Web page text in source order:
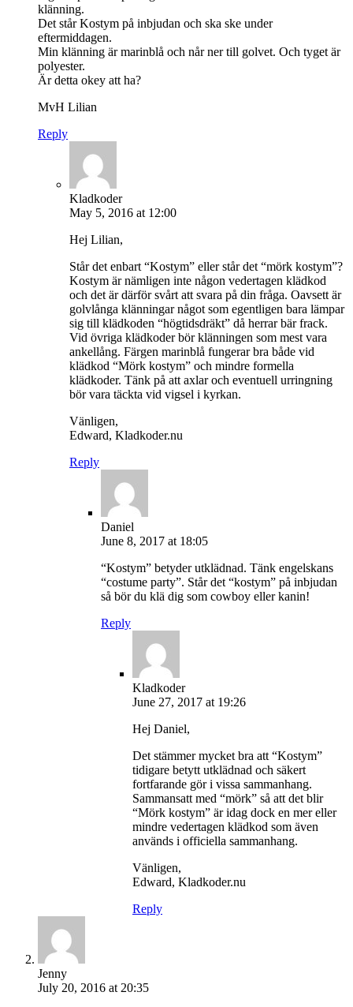
klänning.
Det står Kostym på inbjudan och ska ske under
eftermiddagen.
Min klänning är marinblå och når ner till golvet. Och tyget är
polyester.
Är detta okey att ha?
MvH Lilian
Reply
Kladkoder
May 5, 2016 at 12:00
Hej Lilian,
Står det enbart “Kostym” eller står det “mörk kostym”?
Kostym är nämligen inte någon vedertagen klädkod
och det är därför svårt att svara på din fråga. Oavsett är
golvlånga klänningar något som egentligen bara lämpar
sig till klädkoden “högtidsdräkt” då herrar bär frack.
Vid övriga klädkoder bör klänningen som mest vara
ankellång. Färgen marinblå fungerar bra både vid
klädkod “Mörk kostym” och mindre formella
klädkoder. Tänk på att axlar och eventuell urringning
bör vara täckta vid vigsel i kyrkan.
Vänligen,
Edward, Kladkoder.nu
Reply
Daniel
June 8, 2017 at 18:05
“Kostym” betyder utklädnad. Tänk engelskans
“costume party”. Står det “kostym” på inbjudan
så bör du klä dig som cowboy eller kanin!
Reply
Kladkoder
June 27, 2017 at 19:26
Hej Daniel,
Det stämmer mycket bra att “Kostym”
tidigare betytt utklädnad och säkert
fortfarande gör i vissa sammanhang.
Sammansatt med “mörk” så att det blir
“Mörk kostym” är idag dock en mer eller
mindre vedertagen klädkod som även
används i officiella sammanhang.
Vänligen,
Edward, Kladkoder.nu
Reply
Jenny
July 20, 2016 at 20:35